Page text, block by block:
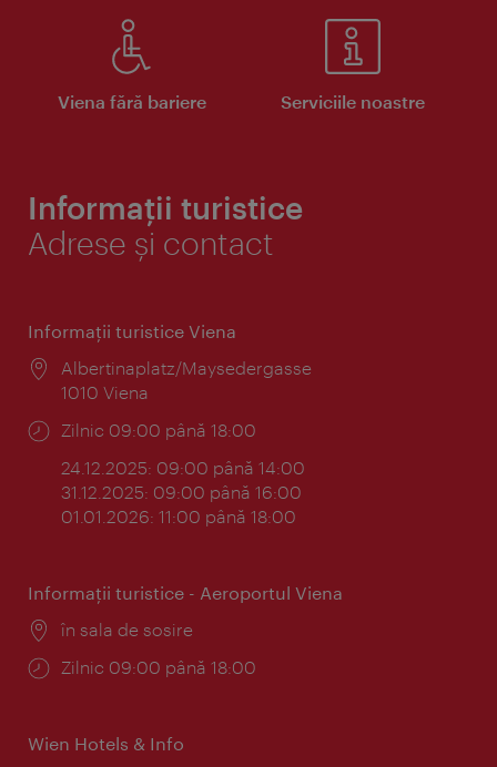
Viena fără bariere Serviciile noastre
Informații turistice
Adrese și contact
Informaţii turistice Viena
Locul:
Albertinaplatz/Maysedergasse
1010 Viena
Program:
Zilnic 09:00 până 18:00
24.12.2025: 09:00 până 14:00
31.12.2025: 09:00 până 16:00
01.01.2026: 11:00 până 18:00
Informaţii turistice - Aeroportul Viena
Locul:
în sala de sosire
Program:
Zilnic 09:00 până 18:00
Wien Hotels & Info